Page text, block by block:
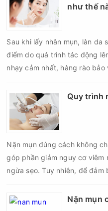
thâm hoặc sẹo khó phục hồi.
như thế
Sau khi lấy nhân mụn, làn da
điểm do quá trình tác động
nhạy cảm nhất, hàng rào
cơ viêm nhiễm, thâm sau
nếu chăm sóc không đúng
da sau nặn mụn không chỉ
mà còn góp phần giảm nguy
biến chứng về sau.
Quy trình
Nặn mụn đúng cách không
góp phần giảm nguy cơ viêm
ngừa sẹo. Tuy nhiên, để đảm
đủ các bước vô khuẩn và
Nặn mụn